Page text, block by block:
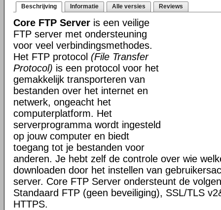
Beschrijving Informatie Alle versies Reviews
Core FTP Server is een veilige
FTP server met ondersteuning
voor veel verbindingsmethodes.
Het FTP protocol (File Transfer
Protocol) is een protocol voor het
gemakkelijk transporteren van
bestanden over het internet en
netwerk, ongeacht het
computerplatform. Het
serverprogramma wordt ingesteld
op jouw computer en biedt
toegang tot je bestanden voor
anderen. Je hebt zelf de controle over wie
downloaden door het instellen van
server. Core FTP Server ondersteunt de
Standaard FTP (geen beveiliging), SSL/TLS
HTTPS.